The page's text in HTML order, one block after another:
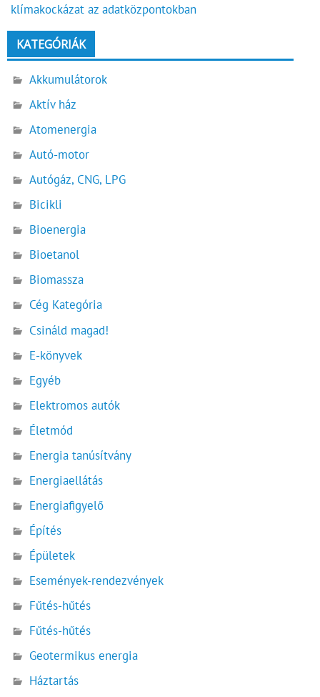
klímakockázat az adatközpontokban
KATEGÓRIÁK
Akkumulátorok
Aktív ház
Atomenergia
Autó-motor
Autógáz, CNG, LPG
Bicikli
Bioenergia
Bioetanol
Biomassza
Cég Kategória
Csináld magad!
E-könyvek
Egyéb
Elektromos autók
Életmód
Energia tanúsítvány
Energiaellátás
Energiafigyelő
Építés
Épületek
Események-rendezvények
Fűtés-hűtés
Fűtés-hűtés
Geotermikus energia
Háztartás